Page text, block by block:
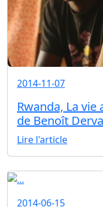
2014-11-07
Rwanda, La vie
de Benoît
Lire l'article
2014-06-15